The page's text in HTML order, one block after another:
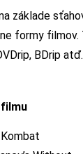
základe
formy filmov.
BDrip atď.